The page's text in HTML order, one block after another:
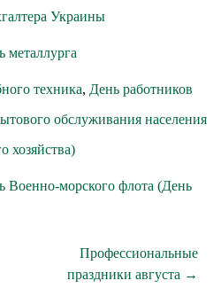
Украины
металлурга
техника, День работников
обслуживания населения
хозяйства)
Военно-морского флота (День
Профессиональные
праздники августа →